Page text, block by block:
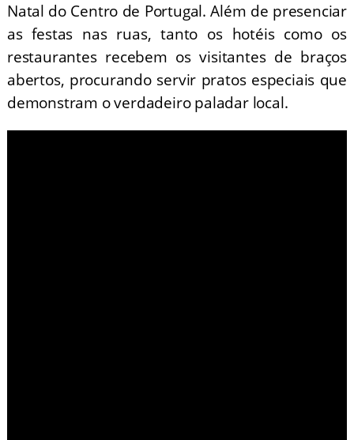
Natal do Centro de Portugal. Além de presenciar
as festas nas ruas, tanto os hotéis como os
restaurantes recebem os visitantes de braços
abertos, procurando servir pratos especiais que
demonstram o verdadeiro paladar local.